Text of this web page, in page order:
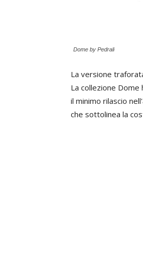
Dome by Pedrali
La versione
La collezione
il minimo rilascio
che sottolinea la